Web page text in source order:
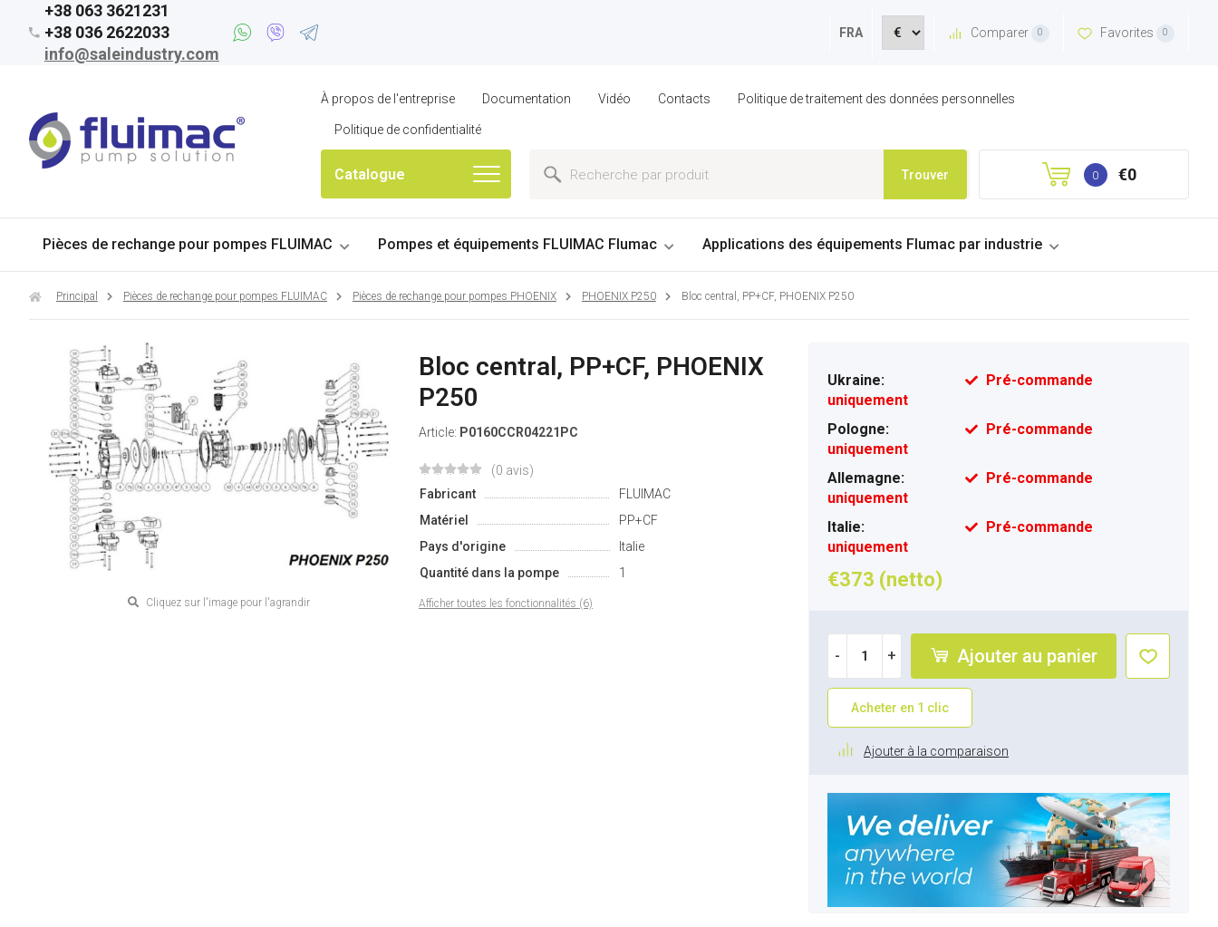
+38 063 3621231
+38 036 2622033
info@saleindustry.com
FRA Comparer 0 Favorites 0
À propos de l'entreprise Documentation Vidéo Contacts Politique de traitement des données personnelles
Politique de confidentialité
Catalogue Trouver 0 €0
Pièces de rechange pour pompes FLUIMAC Pompes et équipements FLUIMAC Flumac Applications des équipements Flumac par industrie
Principal Pièces de rechange pour pompes FLUIMAC Pièces de rechange pour pompes PHOENIX PHOENIX P250 Bloc central, PP+CF, PHOENIX P250
Cliquez sur l'image pour l'agrandir
Bloc central, PP+CF, PHOENIX
P250
Article: P0160CCR04221PC
(0 avis)
Fabricant
FLUIMAC
Matériel
PP+CF
Pays d'origine
Italie
Quantité dans la pompe
1
Afficher toutes les fonctionnalités (6)
Ukraine:
Pré-commande
uniquement
Pologne:
Pré-commande
uniquement
Allemagne:
Pré-commande
uniquement
Italie:
Pré-commande
uniquement
€373 (netto)
- + Ajouter au panier
Acheter en 1 clic
Ajouter à la comparaison